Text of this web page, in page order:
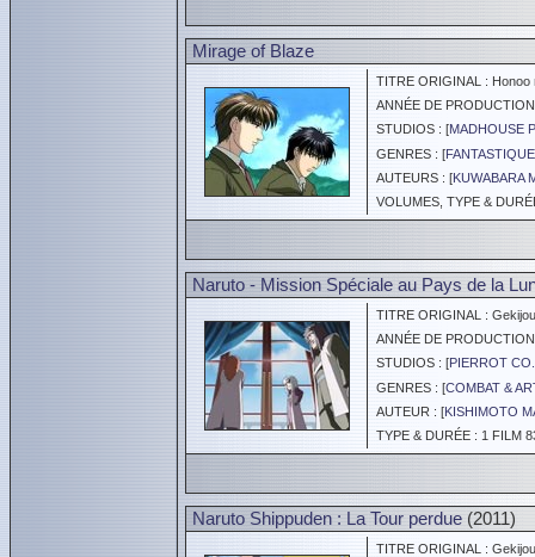
Mirage of Blaze
TITRE ORIGINAL : Honoo
ANNÉE DE
STUDIOS : [MADHOUSE
GENRES : [
AUTEURS : [KUWABARA
VOLUMES, TYPE &
Naruto - Mission Spéciale au Pays de la
TITRE ORIGINAL :
ANNÉE DE
STUDIOS : [PIERROT
GENRES : [COMBAT &
AUTEUR : [KISHIMOTO
TYPE & DURÉE : 1 FILM
Naruto Shippuden : La Tour perdue (2011)
TITRE ORIGINAL :